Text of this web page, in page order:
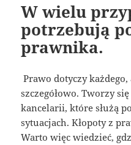
W wielu
potrzebują
prawnika.
Prawo dotyczy
szczegółowo. Tworzy
kancelarii, które służą
sytuacjach. Kłopoty z
Warto więc wiedzieć,